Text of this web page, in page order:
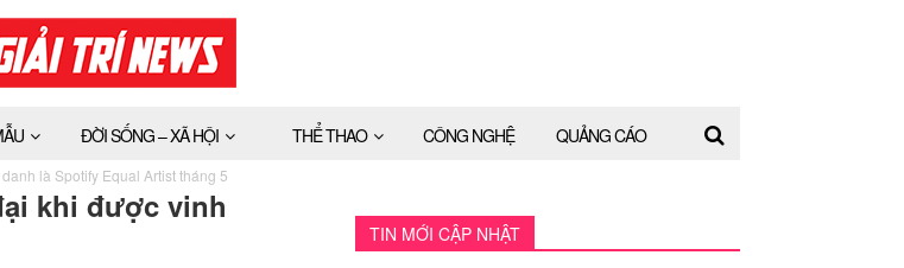
ĐỜI SỐNG – XÃ HỘI THỂ THAO CÔNG NGHỆ QUẢNG CÁO
là Spotify Equal Artist tháng 5
khi được vinh
TIN MỚI CẬP NHẬT